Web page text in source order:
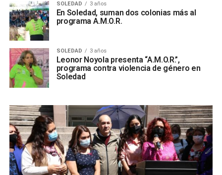
SOLEDAD 3 años
En Soledad, suman dos colonias más al
programa A.M.O.R.
SOLEDAD 3 años
Leonor Noyola presenta “A.M.O.R.”,
programa contra violencia de género en
Soledad